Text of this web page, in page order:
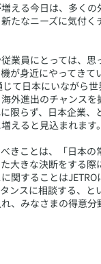
える今日は、多く
たなニーズに気付く
業員にとっては、思
が身近にやってきて
じて日本にいながら
外進出のチャンスを
限らず、日本企業、
えると見込まれます。
きことは、「日本の
大きな決断をする際
関することは
ンスに相談する、と
、みなさまの得意